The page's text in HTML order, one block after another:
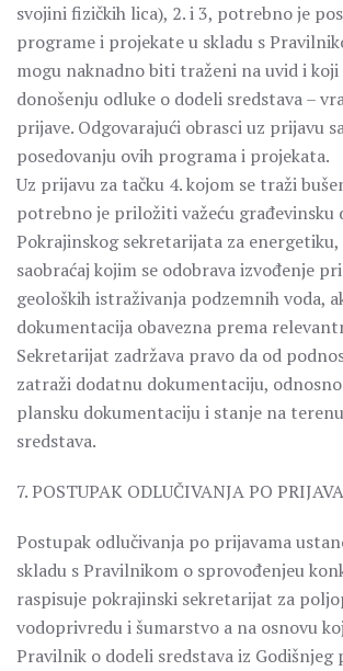
svojini fizičkih lica), 2. i 3, potrebno je
programe i projekate u skladu s
mogu naknadno biti traženi na uvid i koji
donošenju odluke o dodeli sredstava –
prijave. Odgovarajući obrasci uz prijavu
posedovanju ovih programa i projekata.
Uz prijavu za tačku 4. kojom se traži
potrebno je priložiti važeću građevinsku
Pokrajinskog sekretarijata za
saobraćaj kojim se odobrava izvođenje
geoloških istraživanja podzemnih voda,
dokumentacija obavezna prema
Sekretarijat zadržava pravo da od
zatraži dodatnu dokumentaciju,
plansku dokumentaciju i stanje na
sredstava.
7. POSTUPAK ODLUČIVANJA PO
Postupak odlučivanja po prijavama
skladu s Pravilnikom o sprovođenjeu
raspisuje pokrajinski sekretarijat za
vodoprivredu i šumarstvo a na osnovu
Pravilnik o dodeli sredstava iz Godišnjeg